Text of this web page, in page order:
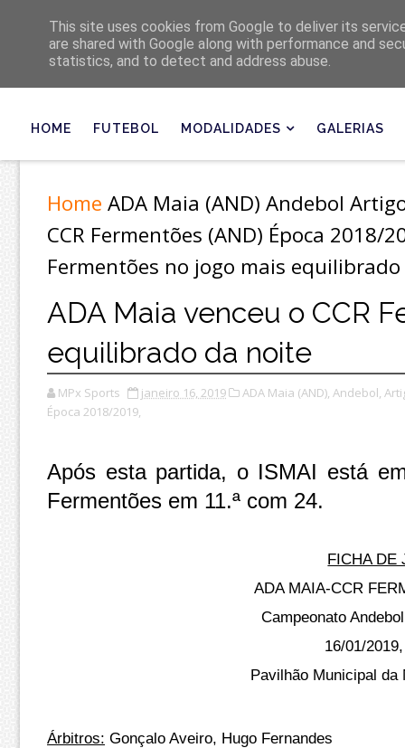
Últimas
HOME FUTEBOL MODALIDADES GALERIAS
Home ADA Maia (AND) Andebol
CCR Fermentões (AND) Época 2018/
Fermentões no jogo mais
ADA Maia venceu o CCR
equilibrado da noite
MPx Sports janeiro 16, 2019 ADA Maia (AND), Andebol,
Época 2018/2019,
Após esta partida, o ISMAI está
Fermentões em 11.ª com 24.
FICHA DE
ADA MAIA-CCR
Campeonato
16/01/
Pavilhão Municipal da
Árbitros: Gonçalo Aveiro, Hugo Fernandes
This site uses cookies from Google to deliver its
are shared with Google along with performance and
statistics, and to detect and address abuse.